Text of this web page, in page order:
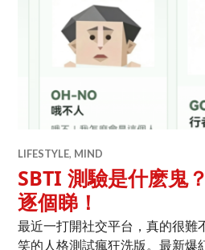
LIFESTYLE, MIND
SBTI 測驗是什麽鬼
逐個睇！
最近一打開社交平台，真的很難
笑的人格測試瘋狂洗版。最新爆